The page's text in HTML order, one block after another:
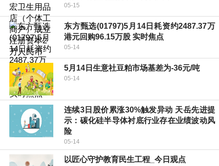
05-15
东方甄选(01797)5月14日耗资约2487.37万
港元回购96.15万股 实时焦点
05-14
5月14日生意社豆粕市场基差为-36元/吨
05-14
连续3日股价累涨30%触发异动 天岳先进提
示：碳化硅半导体衬底行业存在业绩波动风
险
05-14
以匠心守护教育民生工程_今日观点